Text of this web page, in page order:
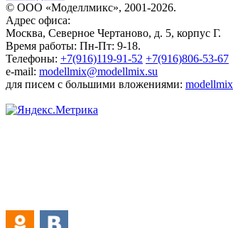
© ООО «Моделлмикс», 2001-2026.
Адрес офиса:
Москва, Северное Чертаново, д. 5, корпус Г.
Время работы: Пн-Пт: 9-18.
Телефоны: +7(916)119-91-52 +7(916)806-53-67
e-mail: modellmix@modellmix.su
для писем с большими вложениями: